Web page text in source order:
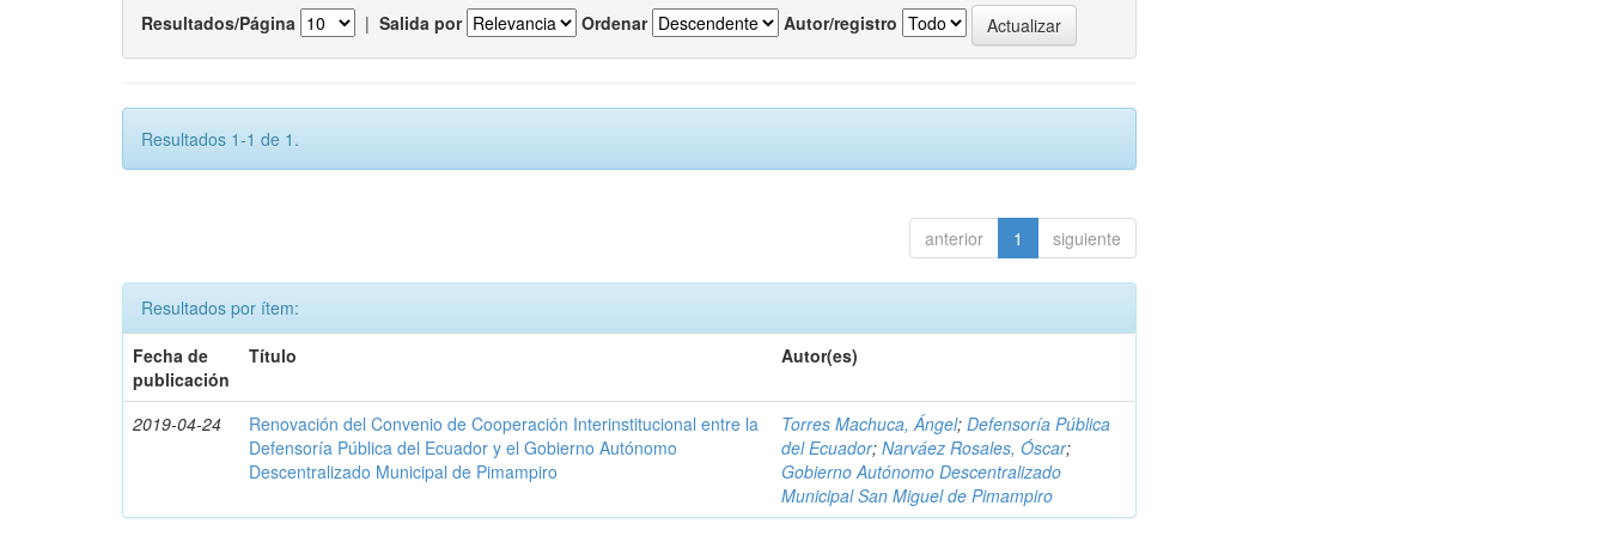
Resultados/Página | Salida por Ordenar Autor/registro
Resultados 1-1 de 1.
anterior 1 siguiente
Resultados por ítem:
Fecha de
publicación
Título Autor(es)
2019-04-24
Renovación del Convenio de Cooperación Interinstitucional entre la
Defensoría Pública del Ecuador y el Gobierno Autónomo
Descentralizado Municipal de Pimampiro
Torres Machuca, Ángel;Defensoría Pública
del Ecuador;Narváez Rosales, Óscar;
Gobierno Autónomo Descentralizado
Municipal San Miguel de Pimampiro